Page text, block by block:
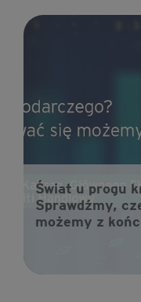
Świat u progu
Sprawdźmy,
możemy z